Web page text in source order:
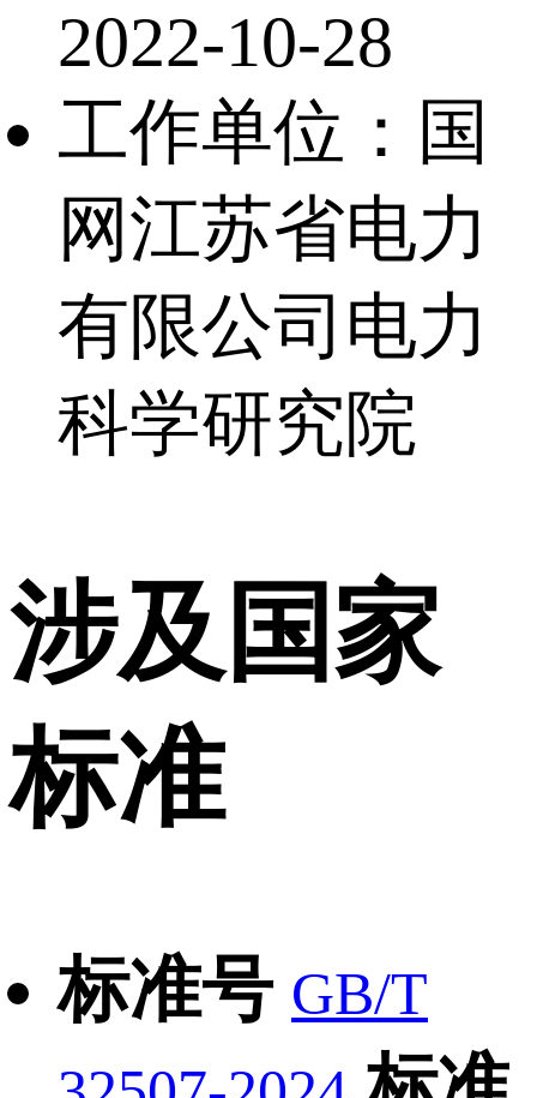
2022-10-28
工作单位： 国
网江苏省电力
有限公司电力
科学研究院
涉及国家
标准
标准号 GB/T